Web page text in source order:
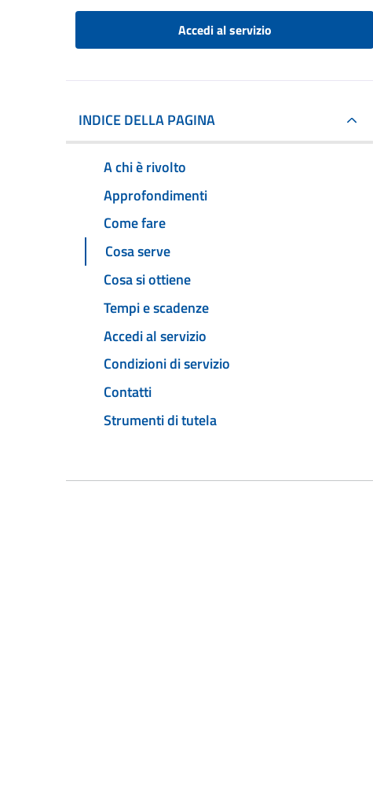
Accedi al servizio
INDICE DELLA PAGINA
A chi è rivolto
Approfondimenti
Come fare
Cosa serve
Cosa si ottiene
Tempi e scadenze
Accedi al servizio
Condizioni di servizio
Contatti
Strumenti di tutela